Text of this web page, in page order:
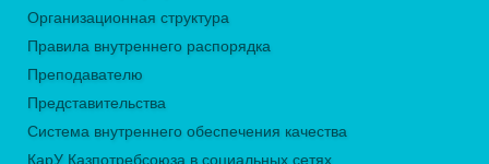
Организационная структура
Правила внутреннего распорядка
Преподавателю
Представительства
Система внутреннего обеспечения качества
КарУ Казпотребсоюза в социальных сетях